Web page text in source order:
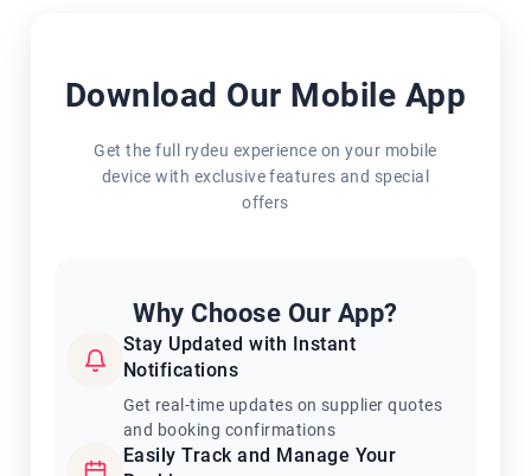
Download Our Mobile App
Get the full rydeu experience on your mobile
device with exclusive features and special
offers
Why Choose Our App?
Stay Updated with Instant
Notifications
Get real-time updates on supplier quotes
and booking confirmations
Easily Track and Manage Your